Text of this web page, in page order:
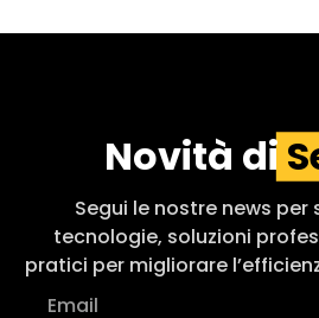
Novità di
Segui le nostre news per
tecnologie, soluzioni
pratici per migliorare